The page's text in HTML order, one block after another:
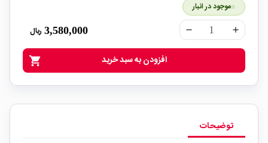
موجود در انبار
remove add
3,580,000 ریال
shopping_cart افزودن به سبد خرید
توضیحات